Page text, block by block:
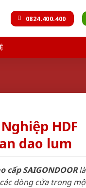
0824.400.400
HDF
dao lum
cấp SAIGONDOORlà
dòng cửa trong